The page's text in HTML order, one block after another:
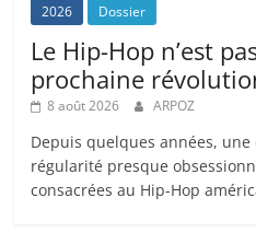
2026 Dossier
Le Hip-Hop n’est
prochaine
8 août 2026 ARPOZ
Depuis quelques années,
régularité presque
consacrées au Hip-Hop